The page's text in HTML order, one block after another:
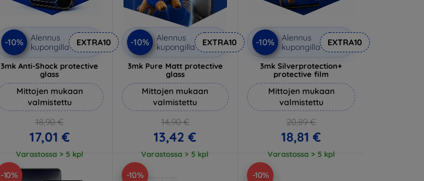
-10%
Alennus
kupongilla
EXTRA10
3mk Anti-Shock protective
glass
Mittojen mukaan
valmistettu
18,90 €
17,01 €
Varastossa > 5 kpl
-10%
Alennus
kupongilla
EXTRA10
3mk Pure Matt protective
glass
Mittojen mukaan
valmistettu
14,90 €
13,42 €
Varastossa > 5 kpl
-10%
Alennus
kupongilla
EXTRA10
3mk Silverprotection+
protective film
Mittojen mukaan
valmistettu
20,89 €
18,81 €
Varastossa > 5 kpl
-10% -10% -10%